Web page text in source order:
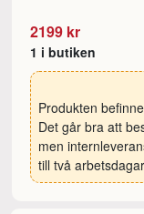
2199 kr
1 i butiken
Produkten
Det går bra att
men
till två